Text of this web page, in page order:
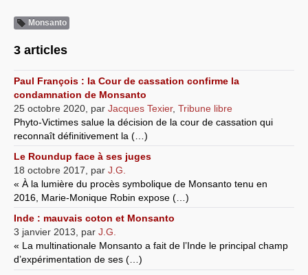
Monsanto
3 articles
Paul François : la Cour de cassation confirme la
condamnation de Monsanto
25 octobre 2020 par Jacques Texier, Tribune libre
Phyto-Victimes salue la décision de la cour de cassation qui
reconnaît définitivement la (…)
Le Roundup face à ses juges
18 octobre 2017
par J.G.
« À la lumière du procès symbolique de Monsanto tenu en
2016, Marie-Monique Robin expose (…)
Inde : mauvais coton et Monsanto
3 janvier 2013
par J.G.
« La multinationale Monsanto a fait de l’Inde le principal champ
d’expérimentation de ses (…)